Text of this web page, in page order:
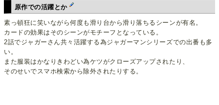
原作での活躍とか
素っ頓狂に笑いながら何度も滑り台から滑り落ちるシーンが有名。
カードの効果はそのシーンがモチーフとなっている。
2話でジャガーさん共々活躍する為ジャガーマンシリーズでの出番も多
い。
また服装はかなりきわどい為ケツがクローズアップされたり、
そのせいでスマホ検索から除外されたりする。